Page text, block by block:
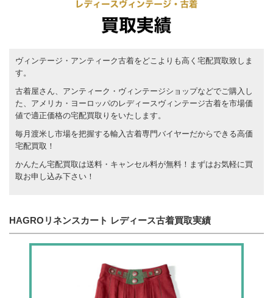
ヴィンテージ・アンティーク古着をどこよりも高く宅配買取致しま
す。
古着屋さん、アンティーク・ヴィンテージショップなどでご購入し
た、アメリカ・ヨーロッパのレディースヴィンテージ古着を市場価
値で適正価格の宅配買取りをいたします。
毎月渡米し市場を把握する輸入古着専門バイヤーだからできる高価
宅配買取！
かんたん宅配買取は送料・キャンセル料が無料！まずはお気軽に買
取お申し込み下さい！
HAGROリネンスカート レディース古着買取実績